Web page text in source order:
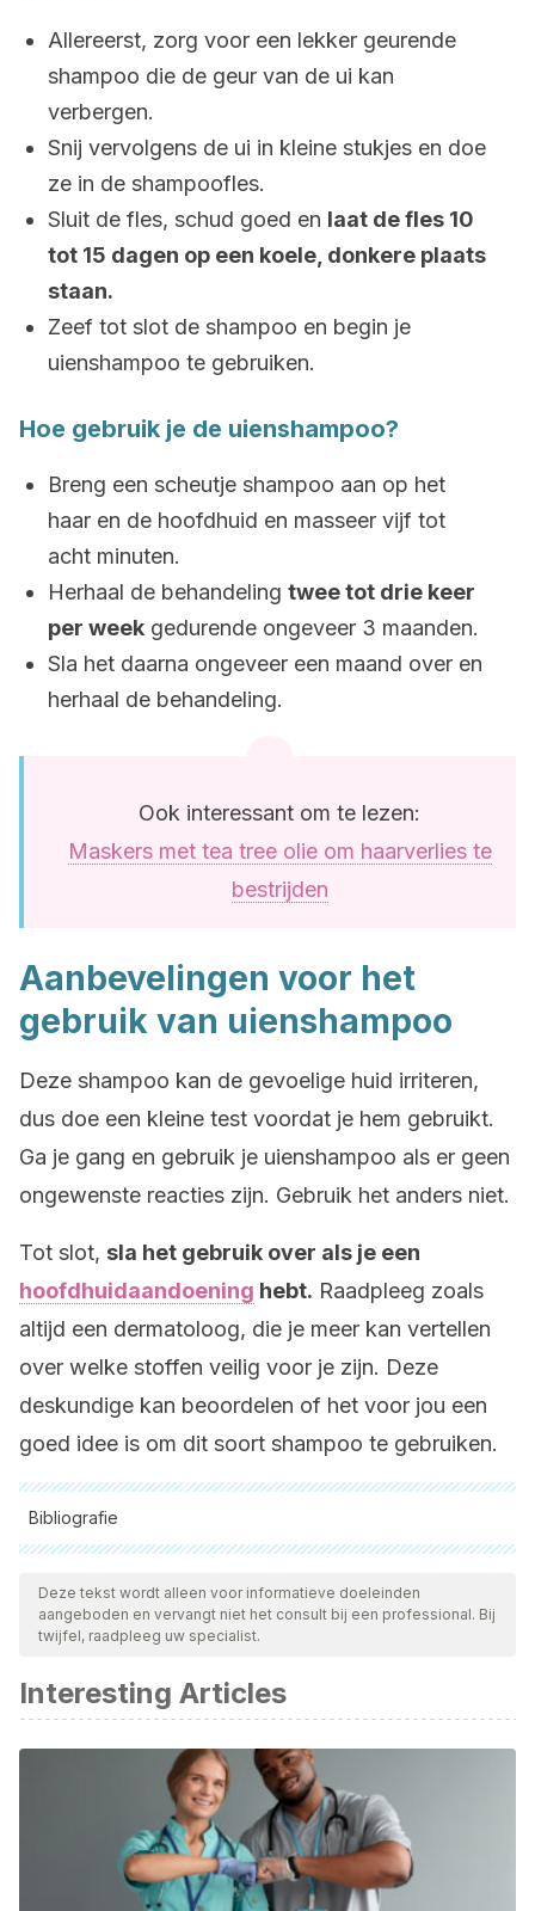
Allereerst, zorg voor een lekker geurende
shampoo die de geur van de ui kan
verbergen.
Snij vervolgens de ui in kleine stukjes en doe
ze in de shampoofles.
Sluit de fles, schud goed en laat de fles 10
tot 15 dagen op een koele, donkere plaats
staan.
Zeef tot slot de shampoo en begin je
uienshampoo te gebruiken.
Hoe gebruik je de uienshampoo?
Breng een scheutje shampoo aan op het
haar en de hoofdhuid en masseer vijf tot
acht minuten.
Herhaal de behandeling twee tot drie keer
per week gedurende ongeveer 3 maanden.
Sla het daarna ongeveer een maand over en
herhaal de behandeling.
Ook interessant om te lezen:
Maskers met tea tree olie om haarverlies te
bestrijden
Aanbevelingen voor het
gebruik van uienshampoo
Deze shampoo kan de gevoelige huid irriteren,
dus doe een kleine test voordat je hem gebruikt.
Ga je gang en gebruik je uienshampoo als er geen
ongewenste reacties zijn. Gebruik het anders niet.
Tot slot, sla het gebruik over als je een
hoofdhuidaandoening hebt. Raadpleeg zoals
altijd een dermatoloog, die je meer kan vertellen
over welke stoffen veilig voor je zijn. Deze
deskundige kan beoordelen of het voor jou een
goed idee is om dit soort shampoo te gebruiken.
Bibliografie
Alle aangehaalde bronnen zijn grondig gecontroleerd door
ons team om hun kwaliteit, betrouwbaarheid, actualiteit en
geldigheid te waarborgen. De bibliografie van dit artikel werd
Sharquie, K. E., & Al-Obaidi, H. K. (2002). Onion Juice
(Allium cepa L.), A New Topical Treatment for Alopecia
Areata. The Journal of Dermatology, 29(6), 343–346.
https://doi.org/10.1111/j.1346-8138.2002.tb00277.x
Patel, N.R., Mohite, S., & Shaha, R.R. (2018). FORMULATION
AND EVALUATION OF ONION HAIR NOURISHING SHAMPOO.
Journal of Drug Delivery and Therapeutics, 8, 335-337.
Deze tekst wordt alleen voor informatieve doeleinden
aangeboden en vervangt niet het consult bij een professional. Bij
twijfel, raadpleeg uw specialist.
Interesting Articles